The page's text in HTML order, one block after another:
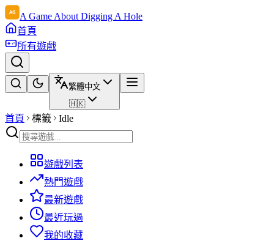
A Game About Digging A Hole
首頁
所有遊戲
繁體中文
🇭🇰
首頁 標籤 Idle
遊戲列表
熱門遊戲
最新遊戲
最近玩過
我的收藏